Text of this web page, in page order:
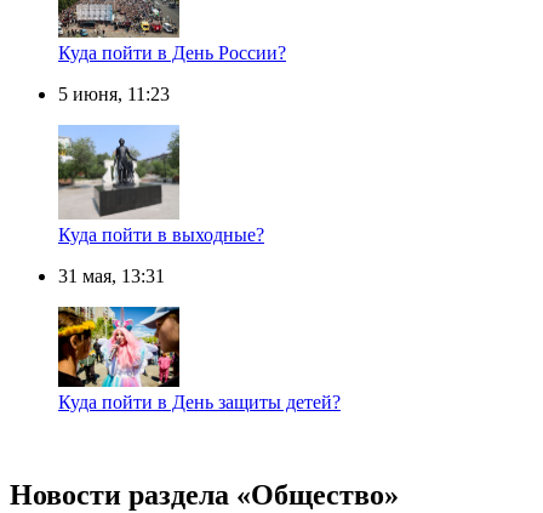
Куда пойти в День России?
5 июня, 11:23
Куда пойти в выходные?
31 мая, 13:31
Куда пойти в День защиты детей?
Новости раздела «Общество»